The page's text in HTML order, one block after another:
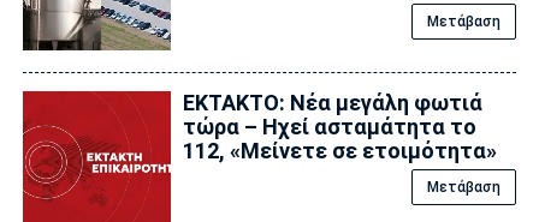
Μετάβαση
EKTAKTO: Νέα μεγάλη φωτιά
τώρα – Ηχεί ασταμάτητα το
112, «Μείνετε σε ετοιμότητα»
Μετάβαση